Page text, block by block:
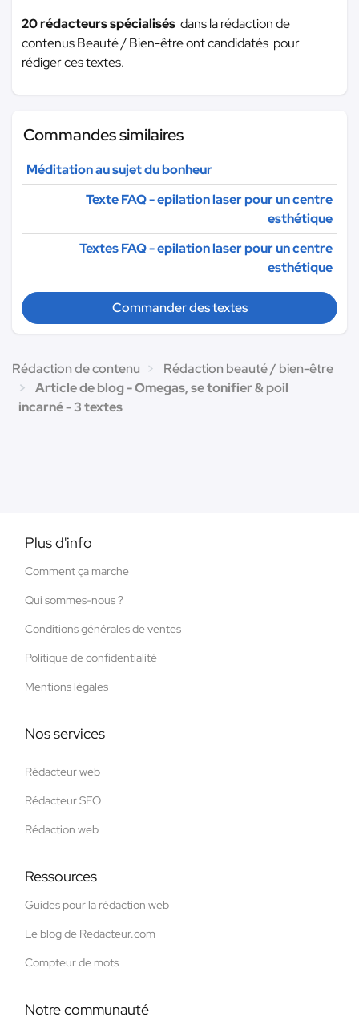
20 rédacteurs spécialisés dans la rédaction de
contenus Beauté / Bien-être ont candidatés pour
rédiger ces textes.
Commandes similaires
Méditation au sujet du bonheur
Texte FAQ - epilation laser pour un centre
esthétique
Textes FAQ - epilation laser pour un centre
esthétique
Commander des textes
Rédaction de contenu
Rédaction beauté / bien-être
Article de blog - Omegas, se tonifier & poil
incarné - 3 textes
Plus d'info
Comment ça marche
Qui sommes-nous ?
Conditions générales de ventes
Politique de confidentialité
Mentions légales
Nos services
Rédacteur web
Rédacteur SEO
Rédaction web
Ressources
Guides pour la rédaction web
Le blog de Redacteur.com
Compteur de mots
Notre communauté